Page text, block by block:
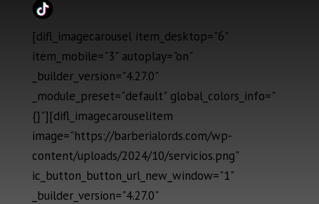
[difl_imagecarousel item_desktop="6"
item_mobile="3" autoplay="on"
_builder_version="4.27.0"
_module_preset="default" global_colors_info="
{}"][difl_imagecarouselitem
image="https://barberialords.com/wp-
content/uploads/2024/10/servicios.png"
ic_button_button_url_new_window="1"
_builder_version="4.27.0"